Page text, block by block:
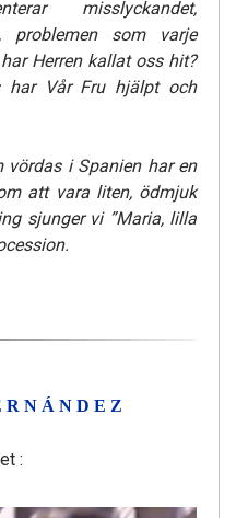
misslyckandet,
problemen som varje
Herren kallat oss hit?
har Vår Fru hjälpt och
i Spanien har en
att vara liten, ödmjuk
sjunger vi ”Maria, lilla
: